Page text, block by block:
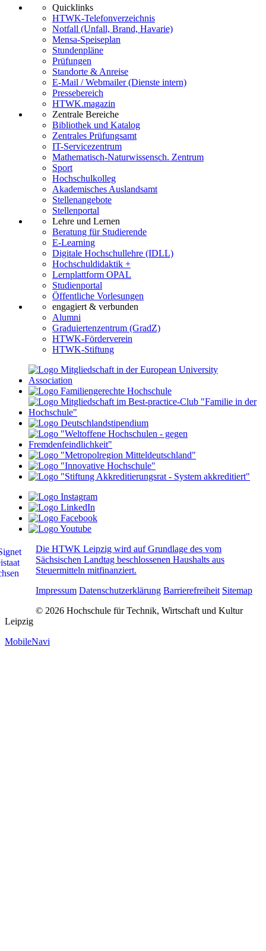
Quicklinks
HTWK-Telefonverzeichnis
Notfall (Unfall, Brand, Havarie)
Mensa-Speiseplan
Stundenpläne
Prüfungen
Standorte & Anreise
E-Mail / Webmailer (Dienste intern)
Pressebereich
HTWK.magazin
Zentrale Bereiche
Bibliothek und Katalog
Zentrales Prüfungsamt
IT-Servicezentrum
Mathematisch-Naturwissensch. Zentrum
Sport
Hochschulkolleg
Akademisches Auslandsamt
Stellenangebote
Stellenportal
Lehre und Lernen
Beratung für Studierende
E-Learning
Digitale Hochschullehre (IDLL)
Hochschuldidaktik +
Lernplattform OPAL
Studienportal
Öffentliche Vorlesungen
engagiert & verbunden
Alumni
Graduiertenzentrum (GradZ)
HTWK-Förderverein
HTWK-Stiftung
Die HTWK Leipzig wird auf Grundlage des vom
Sächsischen Landtag beschlossenen Haushalts aus
Steuermitteln mitfinanziert.
Impressum Datenschutzerklärung Barrierefreiheit Sitemap
© 2026 Hochschule für Technik, Wirtschaft und Kultur
Leipzig
MobileNavi